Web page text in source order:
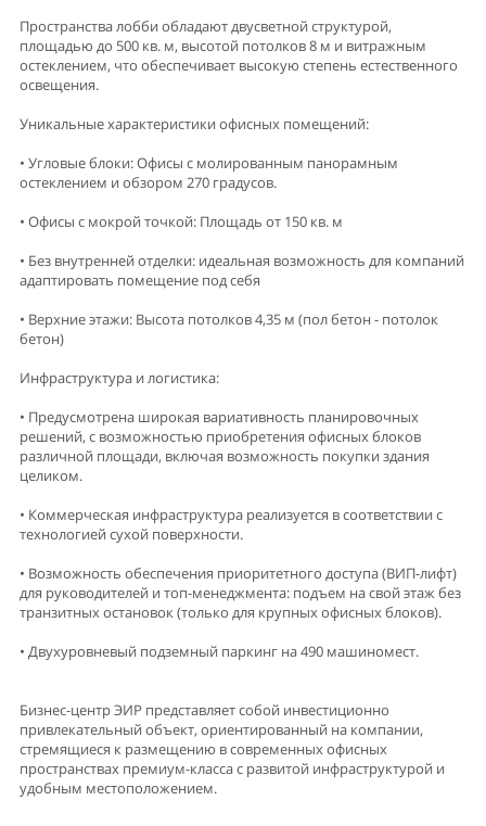
Пространства лобби обладают двусветной структурой,
площадью до 500 кв. м, высотой потолков 8 м и витражным
остеклением, что обеспечивает высокую степень естественного
освещения.
Уникальные характеристики офисных помещений:
• Угловые блоки: Офисы с молированным панорамным
остеклением и обзором 270 градусов.
• Офисы с мокрой точкой: Площадь от 150 кв. м
• Без внутренней отделки: идеальная возможность для компаний
адаптировать помещение под себя
• Верхние этажи: Высота потолков 4,35 м (пол бетон - потолок
бетон)
Инфраструктура и логистика:
• Предусмотрена широкая вариативность планировочных
решений, с возможностью приобретения офисных блоков
различной площади, включая возможность покупки здания
целиком.
• Коммерческая инфраструктура реализуется в соответствии с
технологией сухой поверхности.
• Возможность обеспечения приоритетного доступа (ВИП-лифт)
для руководителей и топ-менеджмента: подъем на свой этаж без
транзитных остановок (только для крупных офисных блоков).
• Двухуровневый подземный паркинг на 490 машиномест.
Бизнес-центр ЭИР представляет собой инвестиционно
привлекательный объект, ориентированный на компании,
стремящиеся к размещению в современных офисных
пространствах премиум-класса с развитой инфраструктурой и
удобным местоположением.